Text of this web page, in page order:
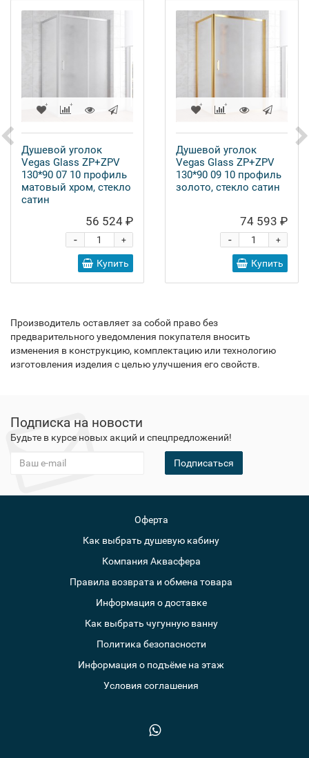
Душевой уголок
Vegas Glass ZP+ZPV
130*90 07 10 профиль
матовый хром, стекло
сатин
56 524 ₽
+
-
Купить
Душевой уголок
Vegas Glass ZP+ZPV
130*90 09 10 профиль
золото, стекло сатин
74 593 ₽
+
-
Купить
Производитель оставляет за собой право без
предварительного уведомления покупателя вносить
изменения в конструкцию, комплектацию или технологию
изготовления изделия с целью улучшения его свойств.
Подписка на новости
Будьте в курсе новых акций и спецпредложений!
Подписаться
Оферта
Как выбрать душевую кабину
Компания Аквасфера
Правила возврата и обмена товара
Информация о доставке
Как выбрать чугунную ванну
Политика безопасности
Информация о подъёме на этаж
Условия соглашения